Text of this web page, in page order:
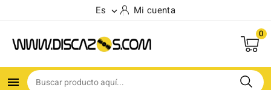
Es  Mi cuenta
0
